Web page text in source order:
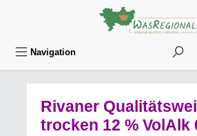
Zum Hauptinhalt springen
Navigation
Rivaner
trocken 12 % VolAlk